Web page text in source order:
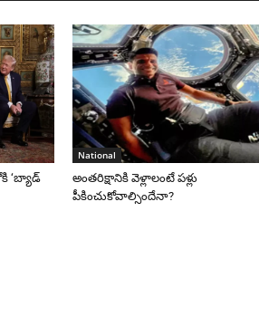
‘బ్యాడ్
National
అంతరిక్షానికి వెళ్లాలంటే పళ్లు
పీకించుకోవాల్సిందేనా?